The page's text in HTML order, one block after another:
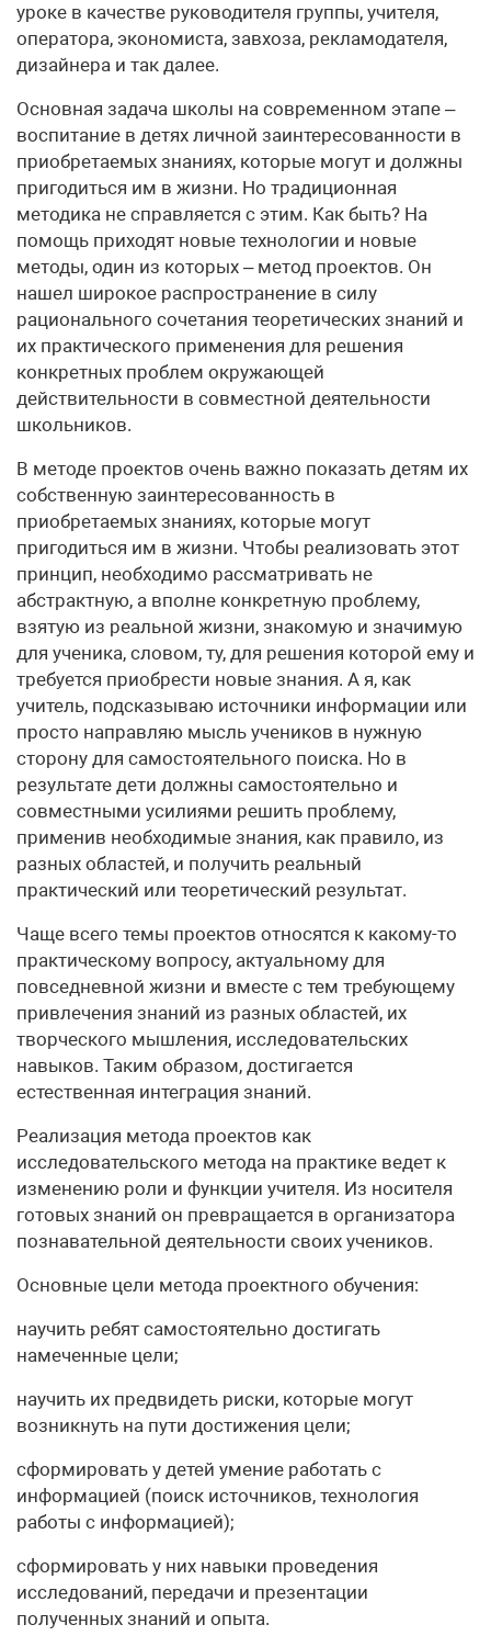
уроке в качестве руководителя группы, учителя,
оператора, экономиста, завхоза, рекламодателя,
дизайнера и так далее.
Основная задача школы на современном этапе –
воспитание в детях личной заинтересованности в
приобретаемых знаниях, которые могут и должны
пригодиться им в жизни. Но традиционная
методика не справляется с этим. Как быть? На
помощь приходят новые технологии и новые
методы, один из которых – метод проектов. Он
нашел широкое распространение в силу
рационального сочетания теоретических знаний и
их практического применения для решения
конкретных проблем окружающей
действительности в совместной деятельности
школьников.
В методе проектов очень важно показать детям их
собственную заинтересованность в
приобретаемых знаниях, которые могут
пригодиться им в жизни. Чтобы реализовать этот
принцип, необходимо рассматривать не
абстрактную, а вполне конкретную проблему,
взятую из реальной жизни, знакомую и значимую
для ученика, словом, ту, для решения которой ему и
требуется приобрести новые знания. А я, как
учитель, подсказываю источники информации или
просто направляю мысль учеников в нужную
сторону для самостоятельного поиска. Но в
результате дети должны самостоятельно и
совместными усилиями решить проблему,
применив необходимые знания, как правило, из
разных областей, и получить реальный
практический или теоретический результат.
Чаще всего темы проектов относятся к какому-то
практическому вопросу, актуальному для
повседневной жизни и вместе с тем требующему
привлечения знаний из разных областей, их
творческого мышления, исследовательских
навыков. Таким образом, достигается
естественная интеграция знаний.
Реализация метода проектов как
исследовательского метода на практике ведет к
изменению роли и функции учителя. Из носителя
готовых знаний он превращается в организатора
познавательной деятельности своих учеников.
Основные цели метода проектного обучения:
научить ребят самостоятельно достигать
намеченные цели;
научить их предвидеть риски, которые могут
возникнуть на пути достижения цели;
сформировать у детей умение работать с
информацией (поиск источников, технология
работы с информацией);
сформировать у них навыки проведения
исследований, передачи и презентации
полученных знаний и опыта.